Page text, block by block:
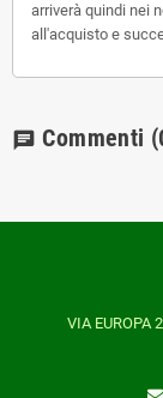
arriverà quindi nei
all'acquisto e
chat Commenti
VIA EUROPA